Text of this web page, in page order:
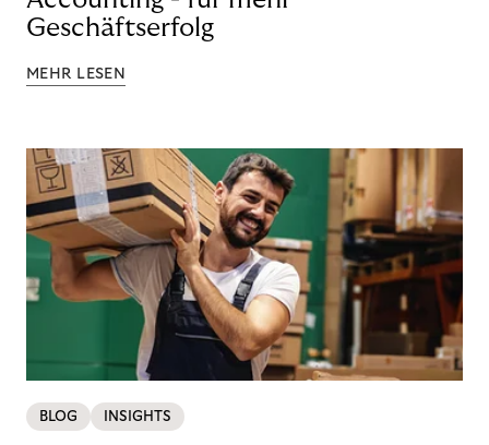
Geschäftserfolg
MEHR LESEN
BLOG INSIGHTS